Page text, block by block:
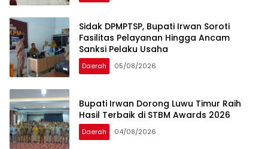
Sidak DPMPTSP, Bupati Irwan Soroti
Fasilitas Pelayanan Hingga Ancam
Sanksi Pelaku Usaha
Daerah 05/08/2026
Bupati Irwan Dorong Luwu Timur Raih
Hasil Terbaik di STBM Awards 2026
Daerah 04/08/2026